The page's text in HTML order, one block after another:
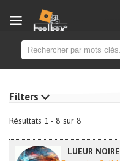
Résultats 1 - 8 sur 8
LUEUR
Filters